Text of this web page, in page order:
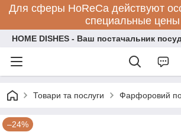
Для сферы HoReCa действуют
специальные цены
HOME DISHES - Ваш постачальник
Товари та послуги Фарфоровий
–24%